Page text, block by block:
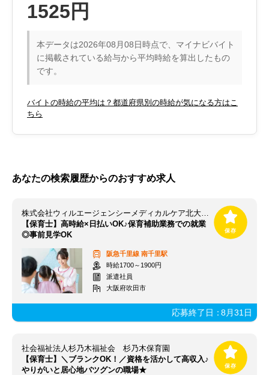
1525円
本データは2026年08月08日時点で、マイナビバイト
に掲載されている給与から平均時給を算出したもの
です。
バイトの時給の平均は？都道府県別の時給が気になる方はこ
ちら
あなたの検索履歴からのおすすめ求人
株式会社ウィルエージェンシーメディカルケア北大阪支店
【保育士】高時給×日払いOK♪保育補助業務での就業
◎事前見学OK
阪急千里線 南千里駅
時給1700～1900円
派遣社員
大阪府吹田市
応募終了日：8月31日
社会福祉法人杉乃木福祉会 杉乃木保育園
【保育士】＼ブランクOK！／資格を活かして高収入♪
やりがいと居心地バツグンの職場★